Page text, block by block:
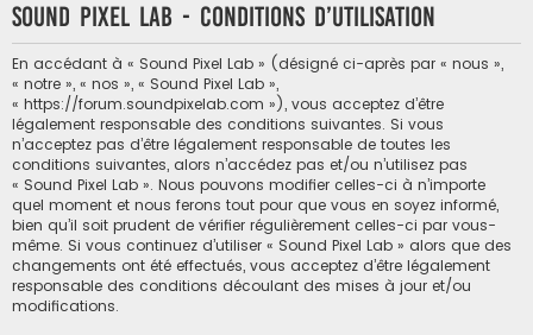
r
Sound Pixel Lab - Conditions d’utilisation
En accédant à « Sound Pixel Lab » (désigné ci-après par « nous »,
« notre », « nos », « Sound Pixel Lab »,
« https://forum.soundpixelab.com »), vous acceptez d’être
légalement responsable des conditions suivantes. Si vous
n’acceptez pas d’être légalement responsable de toutes les
conditions suivantes, alors n’accédez pas et/ou n’utilisez pas
« Sound Pixel Lab ». Nous pouvons modifier celles-ci à n’importe
quel moment et nous ferons tout pour que vous en soyez informé,
bien qu’il soit prudent de vérifier régulièrement celles-ci par vous-
même. Si vous continuez d’utiliser « Sound Pixel Lab » alors que des
changements ont été effectués, vous acceptez d’être légalement
responsable des conditions découlant des mises à jour et/ou
modifications.